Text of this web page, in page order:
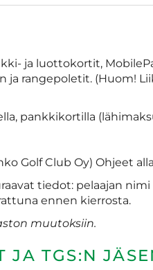
ja luottokortit,
ja rangepoletit. (Huom!
pankkikortilla
Golf Club Oy) Ohjeet
tiedot: pelaajan
ennen kierrosta.
muutoksiin.
JA TGS:N